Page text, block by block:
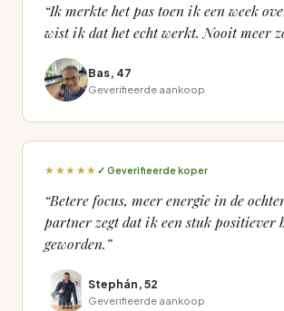
“Ik merkte het pas toen ik een week
wist ik dat het echt werkt. Nooit meer
Bas, 47
Geverifieerde aankoop
★★★★★ ✓ Geverifieerde koper
“Betere focus, meer energie in de
partner zegt dat ik een stuk positiever
geworden.”
Stephán, 52
Geverifieerde aankoop